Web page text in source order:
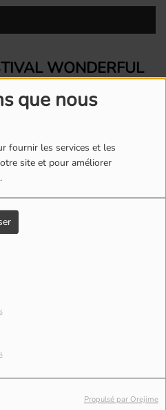
que nous
fournir les services et les
site et pour améliorer
Propulsé par Orejime
WONDERFUL